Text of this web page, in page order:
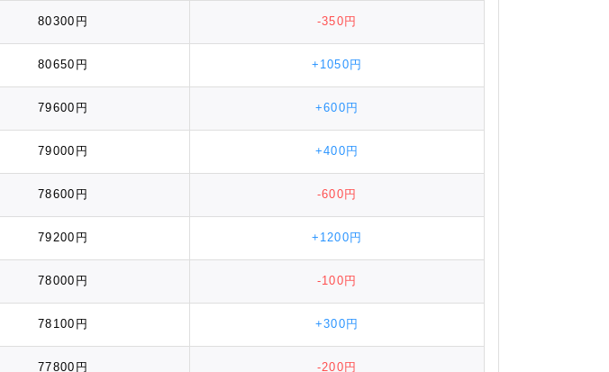
80300円 -350円
80650円 +1050円
79600円 +600円
79000円 +400円
78600円 -600円
79200円 +1200円
78000円 -100円
78100円 +300円
77800円 -200円